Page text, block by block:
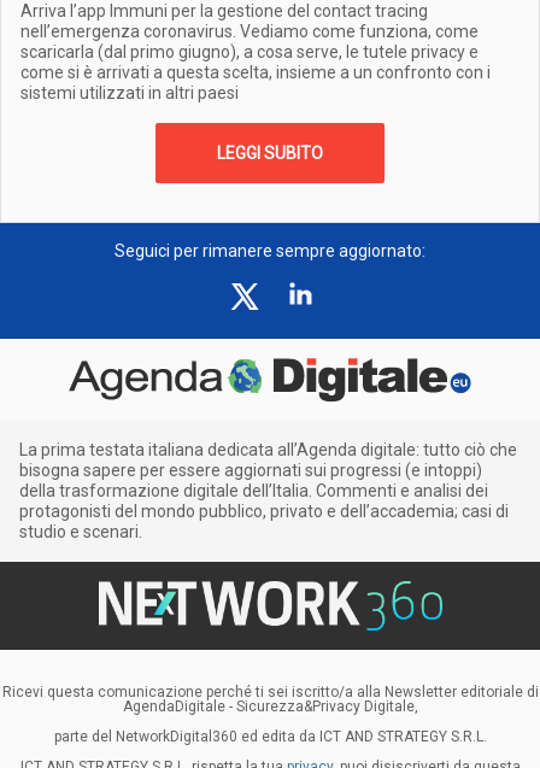
Arriva l’app Immuni per la gestione del contact tracing
nell’emergenza coronavirus. Vediamo come funziona, come
scaricarla (dal primo giugno), a cosa serve, le tutele privacy e
come si è arrivati a questa scelta, insieme a un confronto con i
sistemi utilizzati in altri paesi
LEGGI SUBITO
Seguici per rimanere sempre aggiornato:
La prima testata italiana dedicata all’Agenda digitale: tutto ciò che
bisogna sapere per essere aggiornati sui progressi (e intoppi)
della trasformazione digitale dell’Italia. Commenti e analisi dei
protagonisti del mondo pubblico, privato e dell’accademia; casi di
studio e scenari.
Ricevi questa comunicazione perché ti sei iscritto/a alla Newsletter editoriale di
AgendaDigitale - Sicurezza&Privacy Digitale,
parte del NetworkDigital360 ed edita da ICT AND STRATEGY S.R.L.